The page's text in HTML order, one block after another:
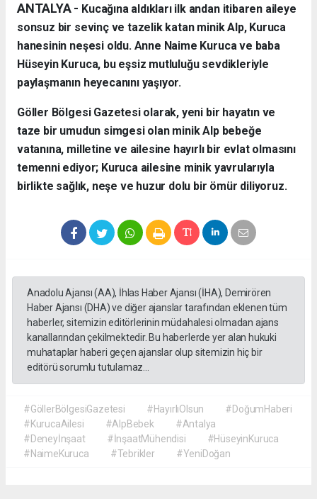
ANTALYA - ​ Kucağına aldıkları ilk andan itibaren aileye
sonsuz bir sevinç ve tazelik katan minik Alp, Kuruca
hanesinin neşesi oldu. Anne Naime Kuruca ve baba
Hüseyin Kuruca, bu eşsiz mutluluğu sevdikleriyle
paylaşmanın heyecanını yaşıyor.
​Göller Bölgesi Gazetesi olarak, yeni bir hayatın ve
taze bir umudun simgesi olan minik Alp bebeğe
vatanına, milletine ve ailesine hayırlı bir evlat olmasını
temenni ediyor; Kuruca ailesine minik yavrularıyla
birlikte sağlık, neşe ve huzur dolu bir ömür diliyoruz.
Anadolu Ajansı (AA), İhlas Haber Ajansı (İHA), Demirören
Haber Ajansı (DHA) ve diğer ajanslar tarafından eklenen tüm
haberler, sitemizin editörlerinin müdahalesi olmadan ajans
kanallarından çekilmektedir. Bu haberlerde yer alan hukuki
muhataplar haberi geçen ajanslar olup sitemizin hiç bir
editörü sorumlu tutulamaz...
#GöllerBölgesiGazetesi #HayırlıOlsun
#DoğumHaberi
#KurucaAilesi
#AlpBebek
#Antalya
#Deneyİnşaat
#İnşaatMühendisi
#HüseyinKuruca
#NaimeKuruca
#Tebrikler #YeniDoğan